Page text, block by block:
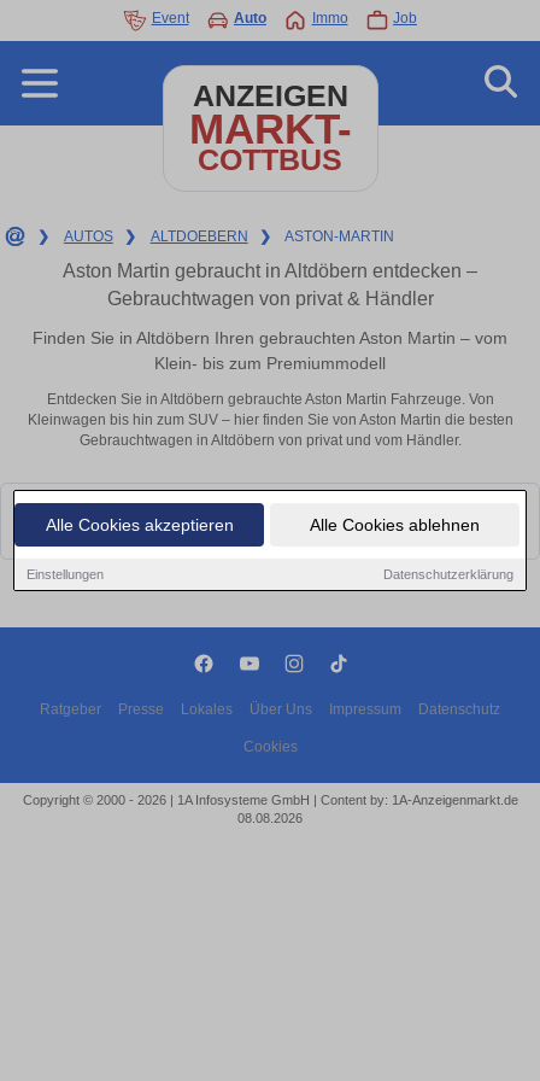
Alle Cookies akzeptieren Alle Cookies ablehnen
Einstellungen Datenschutzerklärung
Event Auto Immo Job
ANZEIGEN
MARKT-
COTTBUS
❯ AUTOS ❯ ALTDOEBERN ❯ ASTON-MARTIN
Aston Martin gebraucht in Altdöbern entdecken –
Gebrauchtwagen von privat & Händler
Finden Sie in Altdöbern Ihren gebrauchten Aston Martin – vom
Klein- bis zum Premiummodell
Entdecken Sie in Altdöbern gebrauchte Aston Martin Fahrzeuge. Von
Kleinwagen bis hin zum SUV – hier finden Sie von Aston Martin die besten
Gebrauchtwagen in Altdöbern von privat und vom Händler.
Leider konnten wir derzeit keine passenden Autos finden. Schauen Sie
bald wieder vorbei!
Ratgeber Presse Lokales Über Uns Impressum Datenschutz
Cookies
Copyright © 2000 - 2026 | 1A Infosysteme GmbH | Content by: 1A-Anzeigenmarkt.de
08.08.2026